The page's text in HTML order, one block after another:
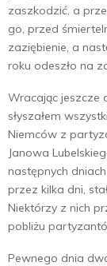
zaszkodzić, a
go, przed
zaziębienie, a
roku odeszło na
Wracając jeszcze
słyszałem
Niemców z
Janowa
następnych
przez kilka dni,
Niektórzy z nich
pobliżu
Pewnego dnia